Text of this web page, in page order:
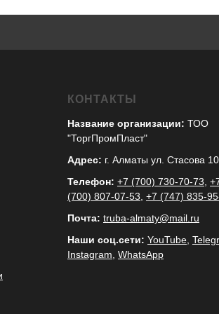
КОНТАКТЫ
Название организации: ТОО
"ТоргПромПласт"
Адрес: г. Алматы ул. Стасова
Телефон: +7 (700) 730-70-73
(700) 807-07-53 +7 (747) 835-
Почта: truba-almaty@mail.ru
Наши соц.сети: YouTube
Instagram WhatsApp